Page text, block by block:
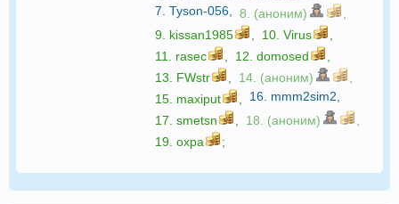
7. Tyson-056 8. (аноним)
9. kissan1985 10. Virus
11. rasec 12. domosed
13. FWstr 14. (аноним)
15. maxiput 16. mmm2sim2
17. smetsn 18. (аноним)
19. oxpa ;